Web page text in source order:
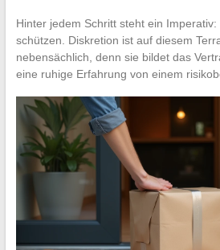
Hinter jedem Schritt steht ein
schützen. Diskretion ist auf diesem
nebensächlich, denn sie bildet das
eine ruhige Erfahrung von einem